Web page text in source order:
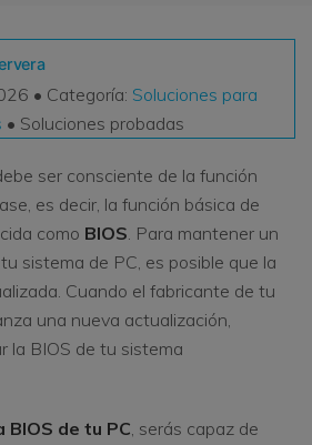
perdidos/eliminados gratis
Pruébalo Gratis
Datos
• Categoría: Soluciones para
• Soluciones probadas
ser consciente de la función
es decir, la función básica de
como BIOS. Para mantener un
sistema de PC, es posible que la
Cuando el fabricante de tu
una nueva actualización,
la BIOS de tu sistema
BIOS de tu PC, serás capaz de